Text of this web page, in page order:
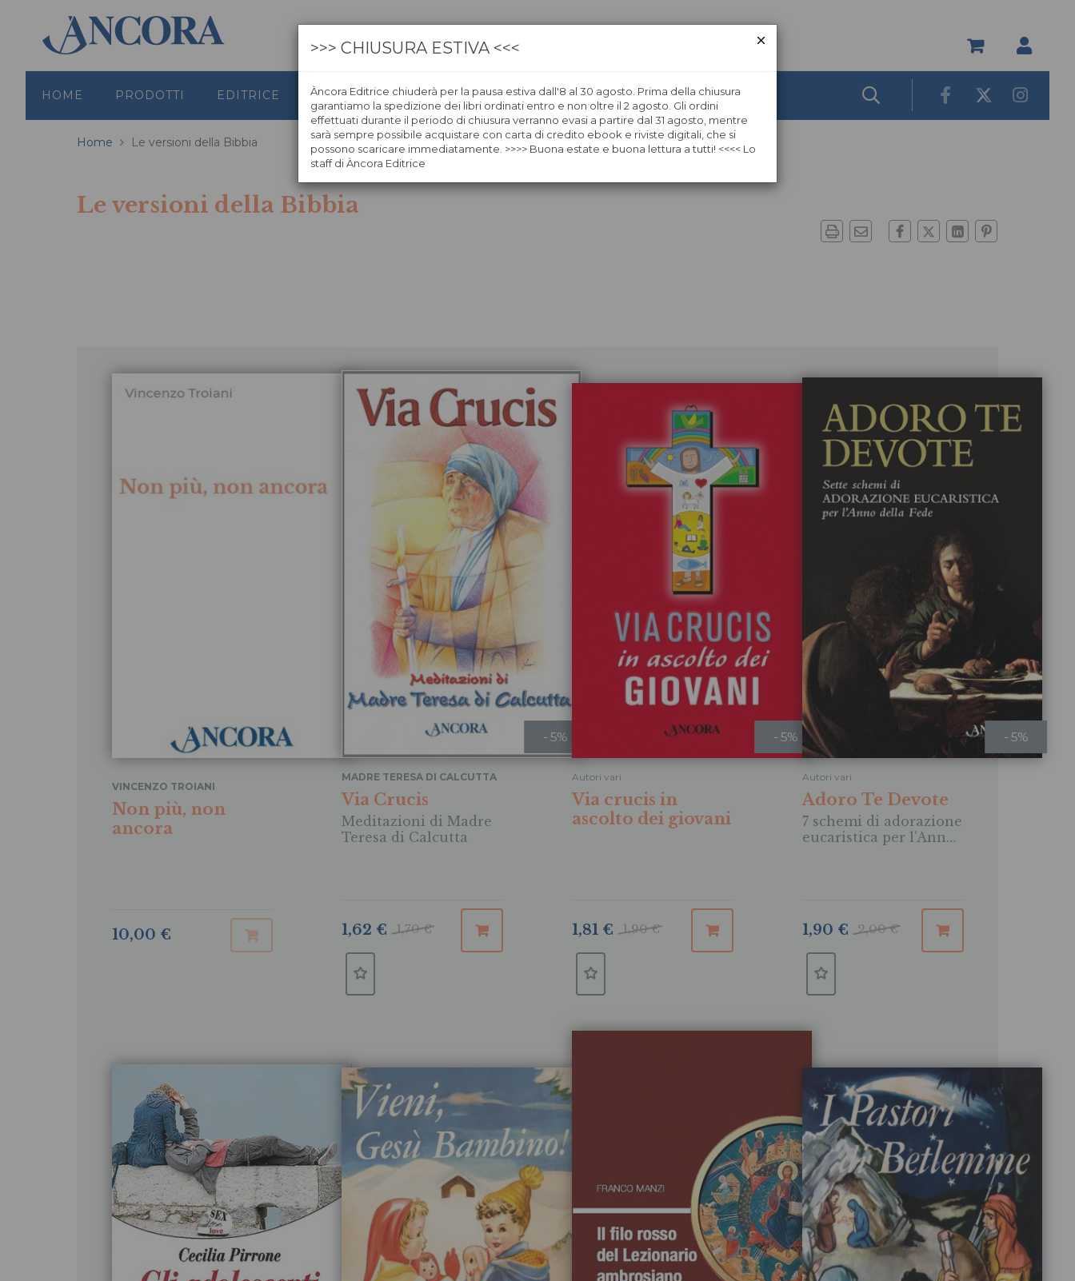
HOME PRODOTTI EDITRICE GRAFICA LIBRERIE ÀNCORAWOW
Home Le versioni della Bibbia
Le versioni della Bibbia
Non più, non
ancora
VINCENZO TROIANI
10,00 €
- 5%
Via Crucis
Meditazioni di Madre
Teresa di Calcutta
MADRE TERESA DI CALCUTTA
1,70 €
1,62 €
- 5%
Via crucis in
ascolto dei giovani
Autori vari
1,90 €
1,81 €
- 5%
Adoro Te Devote
7 schemi di adorazione
eucaristica per l'Anno
Autori vari
2,00 €
1,90 €
>>> CHIUSURA ESTIVA <<<
Àncora Editrice chiuderà per la pausa estiva dall'8 al 30 agosto. Prima della chiusura
garantiamo la spedizione dei libri ordinati entro e non oltre il 2 agosto. Gli ordini
effettuati durante il periodo di chiusura verranno evasi a partire dal 31 agosto, mentre
sarà sempre possibile acquistare con carta di credito ebook e riviste digitali, che si
possono scaricare immediatamente. >>>> Buona estate e buona lettura a tutti! <<<< Lo
staff di Àncora Editrice